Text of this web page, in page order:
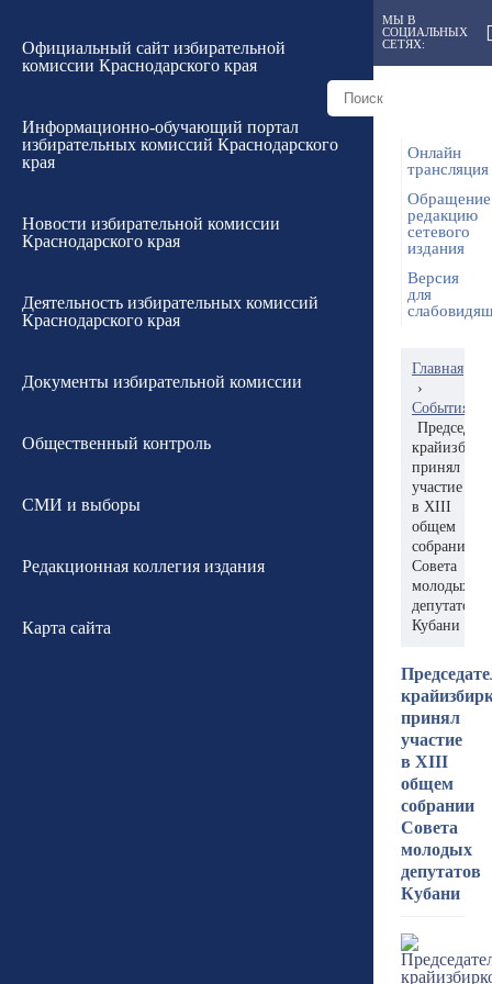
Официальный сайт избирательной
комиссии Краснодарского края
Информационно-обучающий портал
избирательных комиссий Краснодарского
края
Новости избирательной комиссии
Краснодарского края
Деятельность избирательных комиссий
Краснодарского края
Документы избирательной комиссии
Общественный контроль
СМИ и выборы
Редакционная коллегия издания
Карта сайта
МЫ В
СОЦИАЛЬНЫХ
СЕТЯХ:
Онлайн
трансляция
редакцию
сетевого
издания
Версия
для
Главная
›
События
принял
участие
в XIII
общем
собрании
Совета
молодых
депутатов
Кубани
принял
участие
в XIII
общем
собрании
Совета
молодых
депутатов
Кубани